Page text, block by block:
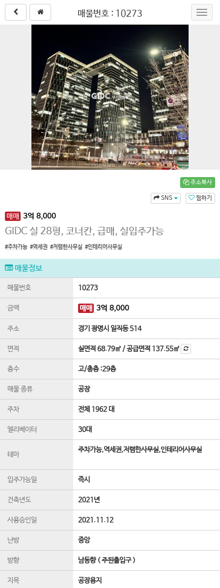
매물번호 : 10273
주소복사
찜하기
SNS
매매 3억 8,000
GIDC 실 28평, 코너칸, 급매, 실입주가능
#주차가능 #역세권 #저렴한사무실 #인테리어사무실
매물정보
매물번호 10273
금액 매매 3억 8,000
주소 경기 광명시 일직동 514
면적 실면적68.79㎡ /공급면적 137.55㎡
층수 고/총층 :29층
매물 종류 공장
주차 전체 1962 대
엘리베이터 30대
테마
주차가능,역세권,저렴한사무실,인테리어사무실
입주가능일 즉시
건축년도 2021년
사용승인일 2021.11.12
난방 중앙
방향 남동향 ( 주된출입구 )
지목 공장용지